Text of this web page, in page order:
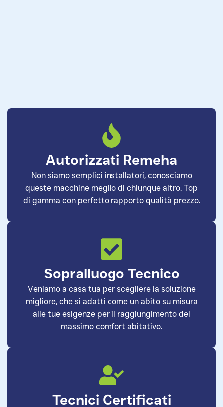
Autorizzati Remeha
Non siamo semplici installatori, conosciamo
queste macchine meglio di chiunque altro. Top
di gamma con perfetto rapporto qualità prezzo.
Sopralluogo Tecnico
Veniamo a casa tua per scegliere la soluzione
migliore, che si adatti come un abito su misura
alle tue esigenze per il raggiungimento del
massimo comfort abitativo.
Tecnici Certificati